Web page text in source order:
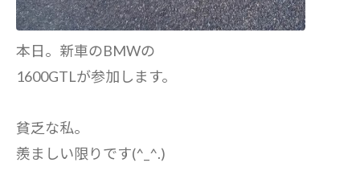
本日。新車のBMWの
1600GTLが参加します。
貧乏な私。
羨ましい限りです(^_^.)